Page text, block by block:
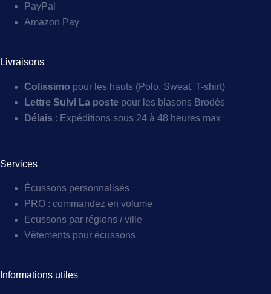
PayPal
Amazon Pay
Livraisons
Colissimo pour les hauts (Polo, Sweat, T-shirt)
Lettre Suivi La poste pour les blasons Brodés
Délais : Expéditions sous 24 à 48 heures max
Services
Écussons personnalisés
PRO : commandez en volume
Ecussons par régions / ville
Vêtements pour écussons
Informations utiles